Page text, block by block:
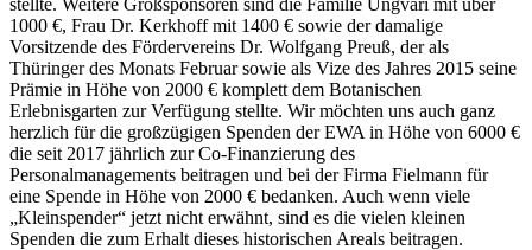
1000 €, Frau Dr. Kerkhoff mit 1400 € sowie der damalige
Vorsitzende des Fördervereins Dr. Wolfgang Preuß, der als
Thüringer des Monats Februar sowie als Vize des Jahres 2015 seine
Prämie in Höhe von 2000 € komplett dem Botanischen
Erlebnisgarten zur Verfügung stellte. Wir möchten uns auch ganz
herzlich für die großzügigen Spenden der EWA in Höhe von 6000 €
die seit 2017 jährlich zur Co-Finanzierung des
Personalmanagements beitragen und bei der Firma Fielmann für
eine Spende in Höhe von 2000 € bedanken. Auch wenn viele
„Kleinspender“ jetzt nicht erwähnt, sind es die vielen kleinen
Spenden die zum Erhalt dieses historischen Areals beitragen.